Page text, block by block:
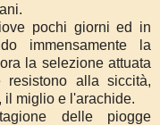
pochi giorni ed in
immensamente la
la selezione attuata
alla siccità,
il miglio e l'arachide.
delle piogge